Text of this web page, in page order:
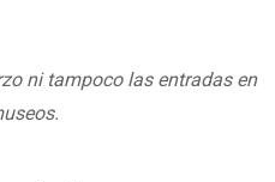
ni tampoco las entradas en